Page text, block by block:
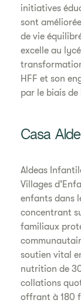
initiatives
sont
de vie
excelle au
HFF et son
par le biais
Casa
Aldeas
Villages
enfants dans
concentrant
familiaux
soutien vital
nutrition de
collations
offrant à 180